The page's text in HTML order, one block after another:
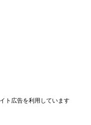
ト広告を利用しています